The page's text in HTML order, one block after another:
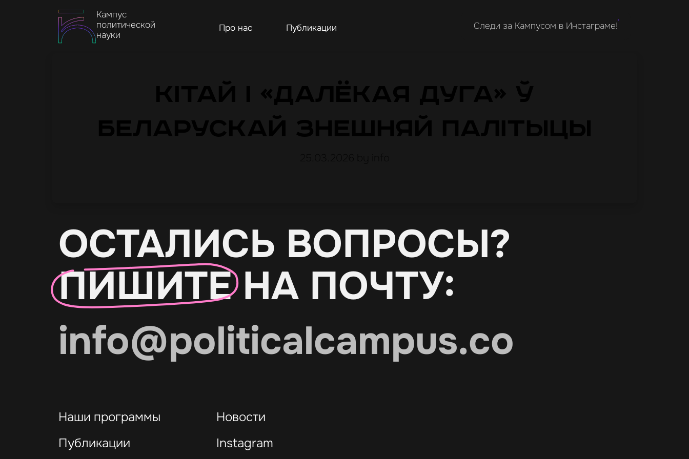
Кампус
политической
науки
Про нас Публикации Следи за Кампусом в Инстаграме!
ОСТАЛИСЬ ВОПРОСЫ?
ПИШИТЕНА ПОЧТУ:
info@politicalcampus.co
Наши программы
Публикации
Новости
Instagram